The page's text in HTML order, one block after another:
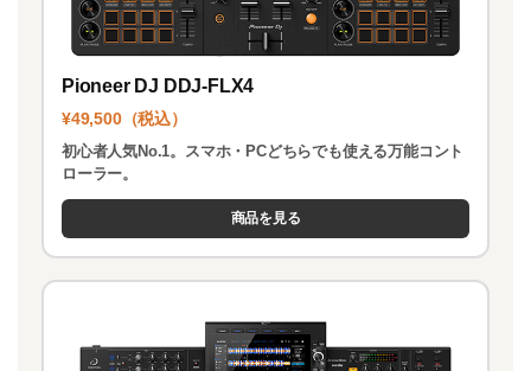
Pioneer DJ DDJ-FLX4
¥49,500（税込）
初心者人気No.1。スマホ・PCどちらでも使える万能コント
ローラー。
商品を見る